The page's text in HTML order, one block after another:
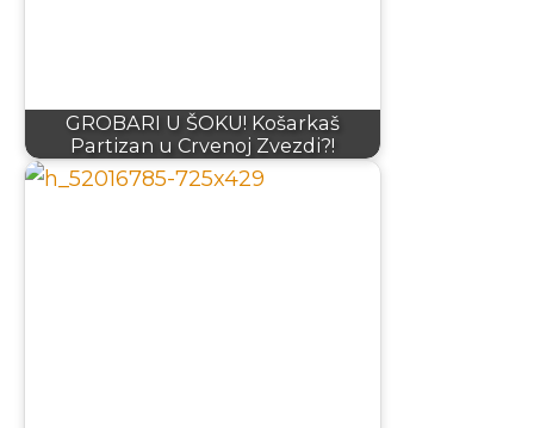
GROBARI U ŠOKU! Košarkaš
Partizan u Crvenoj Zvezdi?!